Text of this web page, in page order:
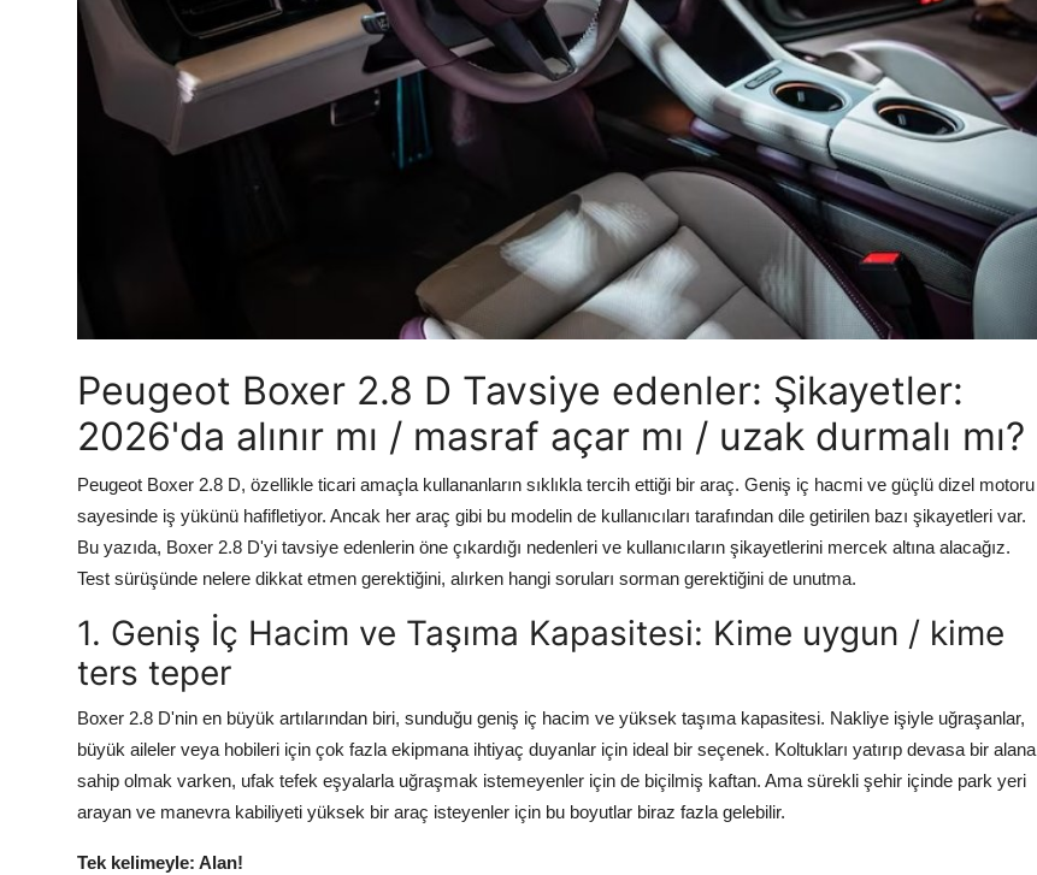
Peugeot Boxer 2.8 D Tavsiye edenler: Şikayetler:
2026'da alınır mı / masraf açar mı / uzak durmalı mı?
Peugeot Boxer 2.8 D, özellikle ticari amaçla kullananların sıklıkla tercih ettiği bir araç. Geniş iç hacmi ve güçlü dizel motoru
sayesinde iş yükünü hafifletiyor. Ancak her araç gibi bu modelin de kullanıcıları tarafından dile getirilen bazı şikayetleri var.
Bu yazıda, Boxer 2.8 D'yi tavsiye edenlerin öne çıkardığı nedenleri ve kullanıcıların şikayetlerini mercek altına alacağız.
Test sürüşünde nelere dikkat etmen gerektiğini, alırken hangi soruları sorman gerektiğini de unutma.
1. Geniş İç Hacim ve Taşıma Kapasitesi: Kime uygun / kime
ters teper
Boxer 2.8 D'nin en büyük artılarından biri, sunduğu geniş iç hacim ve yüksek taşıma kapasitesi. Nakliye işiyle uğraşanlar,
büyük aileler veya hobileri için çok fazla ekipmana ihtiyaç duyanlar için ideal bir seçenek. Koltukları yatırıp devasa bir alana
sahip olmak varken, ufak tefek eşyalarla uğraşmak istemeyenler için de biçilmiş kaftan. Ama sürekli şehir içinde park yeri
arayan ve manevra kabiliyeti yüksek bir araç isteyenler için bu boyutlar biraz fazla gelebilir.
Tek kelimeyle: Alan!